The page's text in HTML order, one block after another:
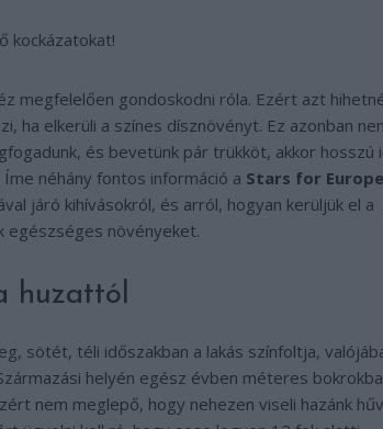
kockázatokat!
megfelelően gondoskodni róla. Ezért azt
ha elkerüli a színes dísznövényt. Ez azonban
és bevetünk pár trükköt, akkor hosszú
néhány fontos információ a Stars for Europe
járó kihívásokról, és arról, hogyan kerüljük el a
egészséges növényeket.
huzattól
sötét, téli időszakban a lakás színfoltja,
helyén egész évben méteres
nem meglepő, hogy nehezen viseli hazánk